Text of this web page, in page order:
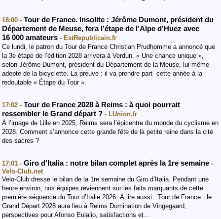
18:00 - Tour de France. Insolite : Jérôme Dumont, président du
Département de Meuse, fera l’étape de l’Alpe d’Huez avec
16 000 amateurs - EstRepublicain.fr
Ce lundi, le patron du Tour de France Christian Prudhomme a annoncé que
la 3e étape de l’édition 2028 arrivera à Verdun. « Une chance unique »,
selon Jérôme Dumont, président du Département de la Meuse, lui-même
adepte de la bicyclette. La preuve : il va prendre part cette année à la
redoutable « Étape du Tour ».
17:02 - Tour de France 2028 à Reims : à quoi pourrait
ressembler le Grand départ ? - LUnion.fr
À l’image de Lille en 2025, Reims sera l’épicentre du monde du cyclisme en
2028. Comment s’annonce cette grande fête de la petite reine dans la cité
des sacres ?
17:01 - Giro d’Italia : notre bilan complet après la 1re semaine -
Velo-Club.net
Velo-Club dresse le bilan de la 1re semaine du Giro d’Italia. Pendant une
heure environ, nos équipes reviennent sur les faits marquants de cette
première séquence du Tour d’Italie 2026. À lire aussi : Tour de France : le
Grand Départ 2028 aura lieu à Reims Domination de Vingegaard,
perspectives pour Afonso Eulalio, satisfactions et…